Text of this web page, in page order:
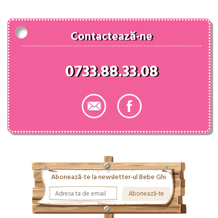
Contactează-ne
0733.88.33.08
Abonează-te la newsletter-ul Bebe Ghi